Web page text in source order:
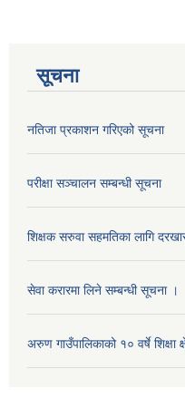
सूचना
नतिजा प्रकाशन गरिएको सूचना
परीक्षा सञ्चालन सम्बन्धी सूचना
शिक्षक सरुवा सहमतिका लागि
सेवा करारमा लिने सम्बन्धी सूचना ।
अरुण गाउँपालिकाको १० वर्षे